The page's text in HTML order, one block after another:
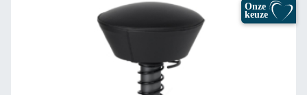
Onze
keuze